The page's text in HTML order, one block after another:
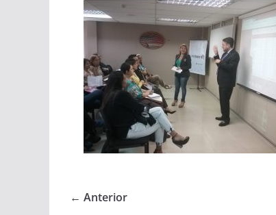
← Anterior